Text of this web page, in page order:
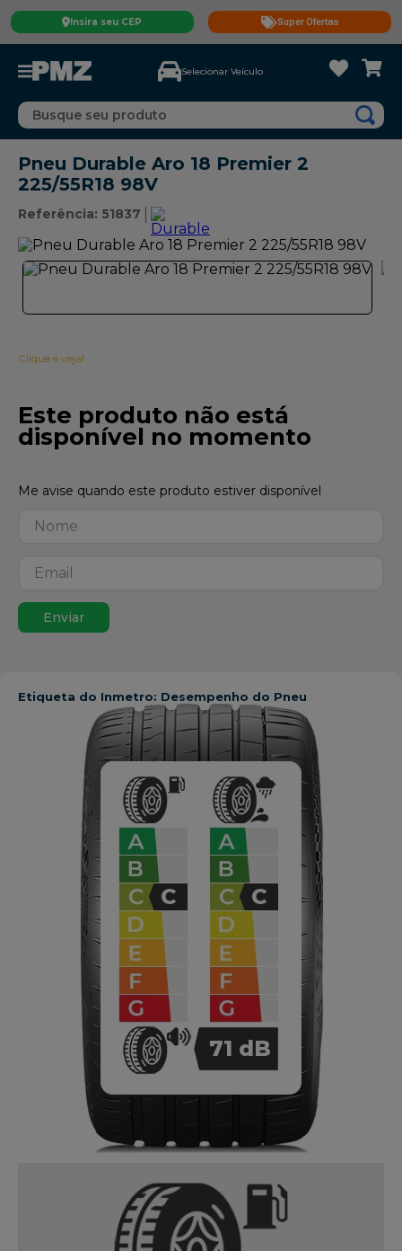
Insira seu CEP Super Ofertas
Selecionar Veículo
Busque seu produto
Pneu Durable Aro 18 Premier 2
225/55R18 98V
Referência: 51837
Clique e veja!
Este produto não está
disponível no momento
Enviar
Etiqueta do Inmetro: Desempenho do Pneu
C C
71 dB